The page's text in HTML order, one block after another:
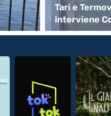
Tari e
interviene